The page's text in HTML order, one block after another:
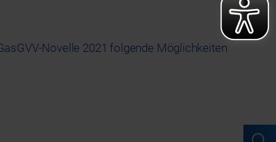
Novelle 2021 folgende Möglichkeiten